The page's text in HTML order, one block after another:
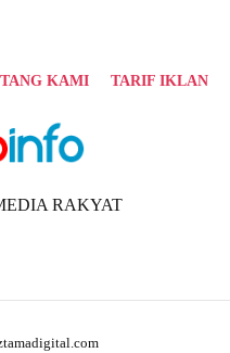
KAMI TARIF IKLAN
RAKYAT